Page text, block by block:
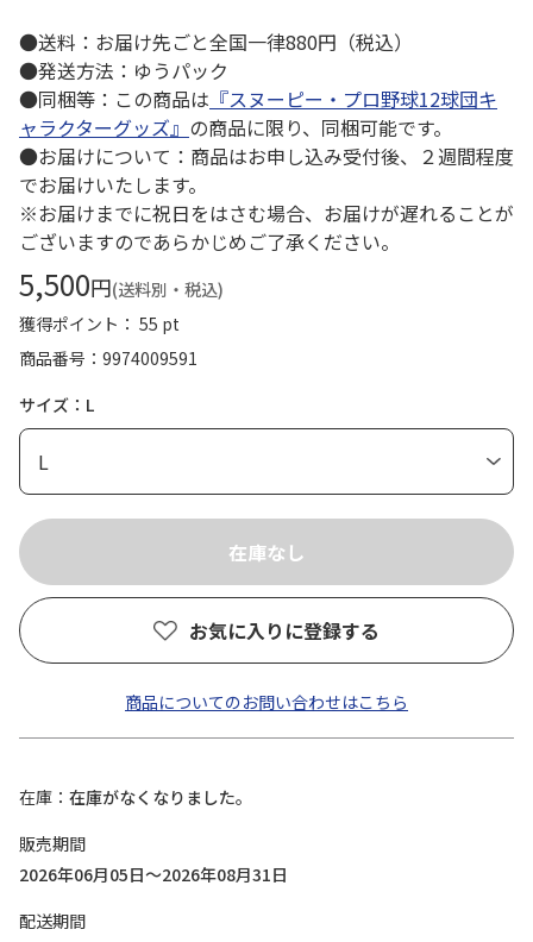
●送料：お届け先ごと全国一律880円（税込）
●発送方法：ゆうパック
●同梱等：この商品は 『スヌーピー・プロ野球12球団キ
ャラクターグッズ』 の商品に限り、同梱可能です。
●お届けについて：商品はお申し込み受付後、２週間程度
でお届けいたします。
※お届けまでに祝日をはさむ場合、お届けが遅れることが
ございますのであらかじめご了承ください。
5,500円(送料別・税込)
獲得ポイント： 55 pt
商品番号
9974009591
サイズ：L
お気に入りに登録する
商品についてのお問い合わせはこちら
在庫
在庫がなくなりました。
販売期間
2026年06月05日～2026年08月31日
配送期間